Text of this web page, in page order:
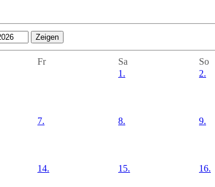
Fr Sa
So
1.
2.
7. 8. 9.
14. 15. 16.